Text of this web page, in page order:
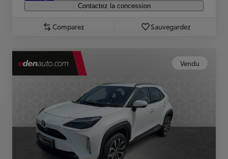
Contactez la concession
Comparez Sauvegardez
Vendu